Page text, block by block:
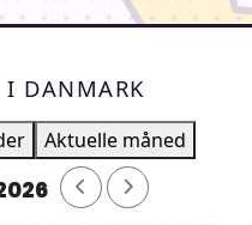
I DANMARK
Aktuelle måned